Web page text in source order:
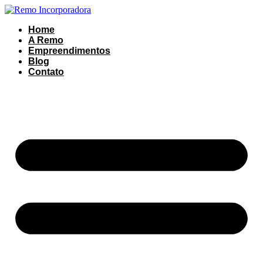
Ir
conteúdo
Home
A Remo
Empreendimentos
Blog
Contato